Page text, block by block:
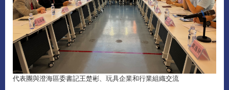
代表團與澄海區委書記王楚彬、玩具企業和行業組織交流